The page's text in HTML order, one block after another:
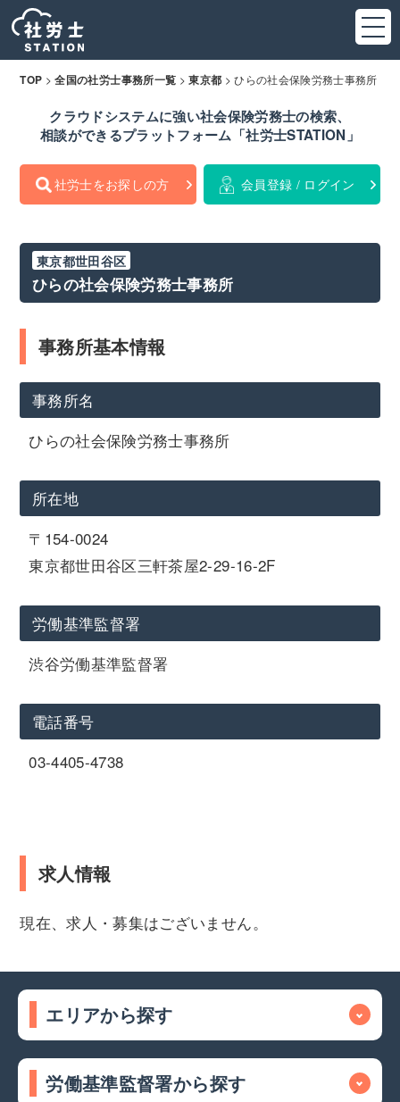
TOP >全国の社労士事務所一覧 >東京都 >ひらの社会保険労務士事務所
クラウドシステムに強い社会保険労務士の検索、
相談ができるプラットフォーム「社労士STATION」
社労士をお探しの方 会員登録 / ログイン
東京都世田谷区
ひらの社会保険労務士事務所
事務所基本情報
事務所名
ひらの社会保険労務士事務所
所在地
〒154-0024
東京都世田谷区三軒茶屋2-29-16-2F
労働基準監督署
渋谷労働基準監督署
電話番号
03-4405-4738
求人情報
現在、求人・募集はございません。
エリアから探す
労働基準監督署から探す